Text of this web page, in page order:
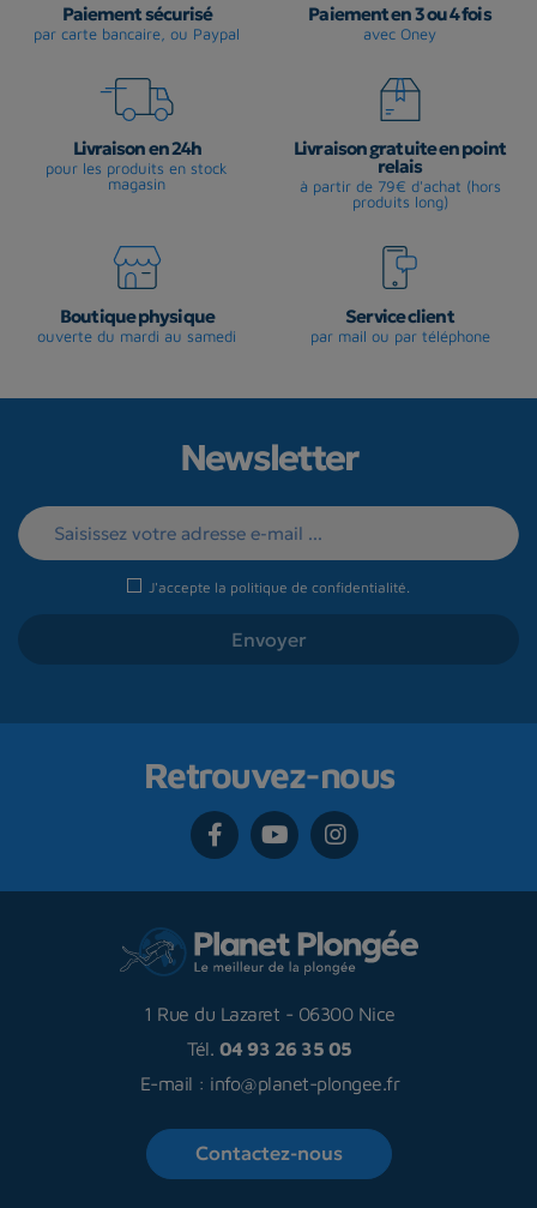
Paiement sécurisé
par carte bancaire, ou Paypal
Paiement en 3 ou 4 fois
avec Oney
Livraison en 24h
pour les produits en stock
magasin
Livraison gratuite en point
relais
à partir de 79€ d'achat (hors
produits long)
Boutique physique
ouverte du mardi au samedi
Service client
par mail ou par téléphone
Newsletter
J'accepte la politique de confidentialité
Retrouvez-nous
1 Rue du Lazaret - 06300 Nice
Tél. 04 93 26 35 05
E-mail : info@planet-plongee.fr
Contactez-nous